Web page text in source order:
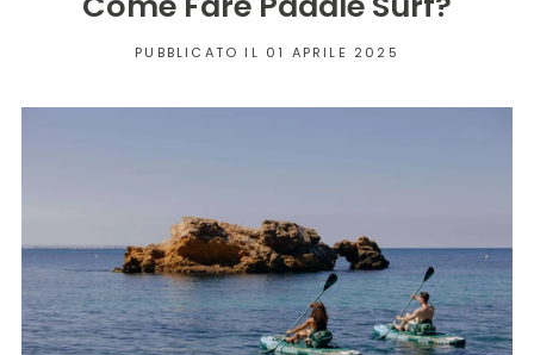
PUBBLICATO IL 01 APRILE 2025